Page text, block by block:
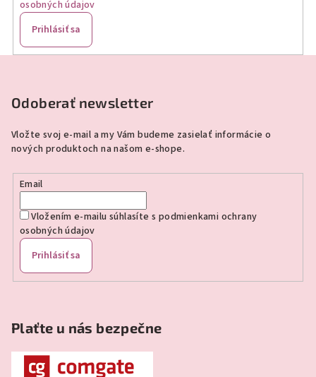
osobných údajov
Prihlásiť sa
Odoberať newsletter
Vložte svoj e-mail a my Vám budeme zasielať informácie o
nových produktoch na našom e-shope.
Email
Vložením e-mailu súhlasíte s podmienkami ochrany
osobných údajov
Prihlásiť sa
Plaťte u nás bezpečne